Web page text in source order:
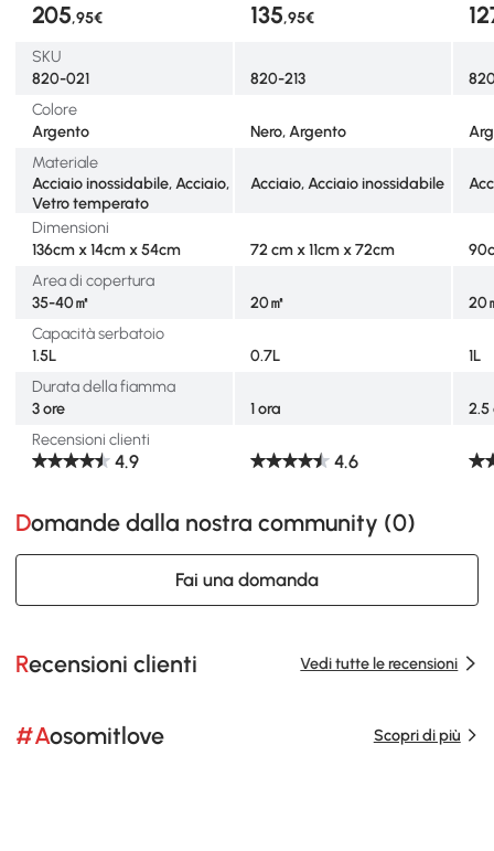
205,95€ 135,95€
SKU
820-021
820-213
Colore
Argento
Nero, Argento
Materiale
Acciaio inossidabile, Acciaio,
Vetro temperato
Acciaio, Acciaio inossidabile
Dimensioni
136cm x 14cm x 54cm
72 cm x 11cm x 72cm
Area di copertura
35-40㎡
20㎡
20
Capacità serbatoio
1.5L
0.7L
1L
Durata della fiamma
3 ore
1 ora
2.5
Recensioni clienti
4.9 4.6
Domande dalla nostra community (0)
Fai una domanda
Recensioni clienti Vedi tutte le recensioni
#Aosomitlove Scopri di più